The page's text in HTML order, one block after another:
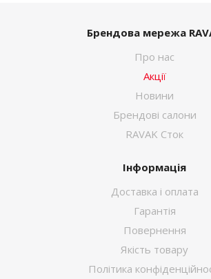
Брендова мережа
Про нас
Акції
Новини
Брендові салони
RAVAK Сток
Інформація
Доставка і оплата
Гарантія
Повернення
Якість товару
Політика